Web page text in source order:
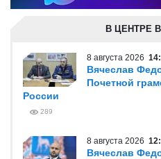
В ЦЕНТРЕ
8 августа 2026
Вячеслав
Почетной
России
289
8 августа 2026
Вячеслав